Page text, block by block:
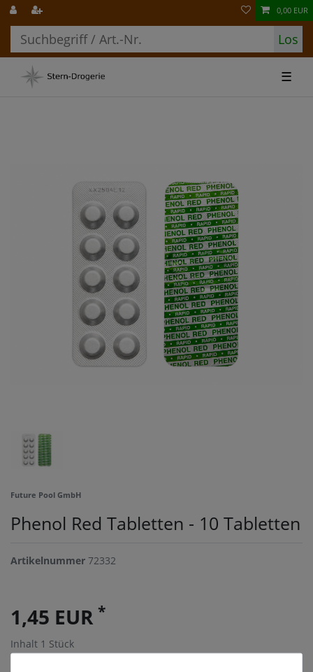
Los
0,00 EUR
☰
Future Pool GmbH
Phenol Red Tabletten - 10 Tabletten
Artikelnummer 72332
1,45 EUR *
Inhalt 1 Stück
Grundpreis1,45 € / Stück